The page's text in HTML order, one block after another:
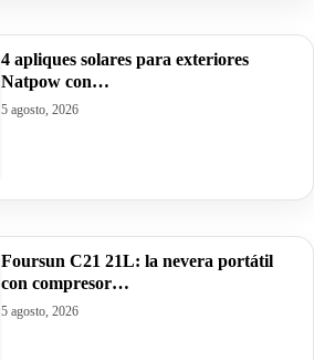
4 apliques solares para exteriores
Natpow con…
5 agosto, 2026
Foursun C21 21L: la nevera portátil
con compresor…
5 agosto, 2026